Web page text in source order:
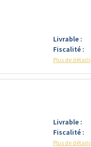
Livrable :
Fiscalité :
Plus de détails
Livrable :
Fiscalité :
Plus de détails